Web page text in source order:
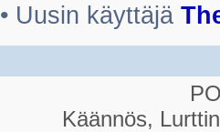
• Uusin käyttäjä
Käännös,